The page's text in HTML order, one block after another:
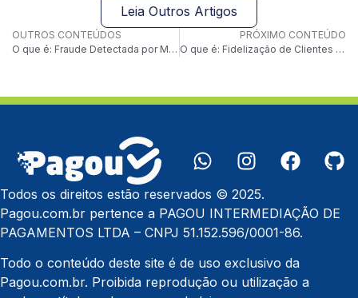
Leia Outros Artigos
OUTROS CONTEÚDOS
O que é: Fraude Detectada por Machine Learning
PRÓXIMO CONTEÚDO
O que é: Fidelização de Clientes com Benefícios Bancários
Todos os direitos estão reservados © 2025.
Pagou.com.br pertence a PAGOU INTERMEDIAÇÃO DE
PAGAMENTOS LTDA – CNPJ 51.152.596/0001-86.
Todo o conteúdo deste site é de uso exclusivo da
Pagou.com.br. Proibida reprodução ou utilização a